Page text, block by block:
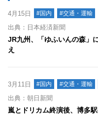
4月15日 #国内 #交通・運輸
出典：日本経済新聞
JR九州、「ゆふいんの森」
え
3月11日 #国内 #交通・運輸
出典：朝日新聞
嵐とドリカム終演後、博多